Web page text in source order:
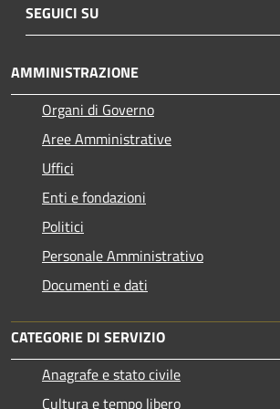
SEGUICI SU
AMMINISTRAZIONE
Organi di Governo
Aree Amministrative
Uffici
Enti e fondazioni
Politici
Personale Amministrativo
Documenti e dati
CATEGORIE DI SERVIZIO
Anagrafe e stato civile
Cultura e tempo libero